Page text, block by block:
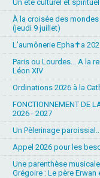
Un été culturel et
À la croisée des mondes
(jeudi 9 juillet)
L’aumônerie Epha✝a
Paris ou Lourdes... A la
Léon XIV
Ordinations 2026 à la
FONCTIONNEMENT DE
2026 - 2027
Un Pèlerinage paroissial...
Appel 2026 pour les
Une parenthèse
Grégoire : Le père Erwan